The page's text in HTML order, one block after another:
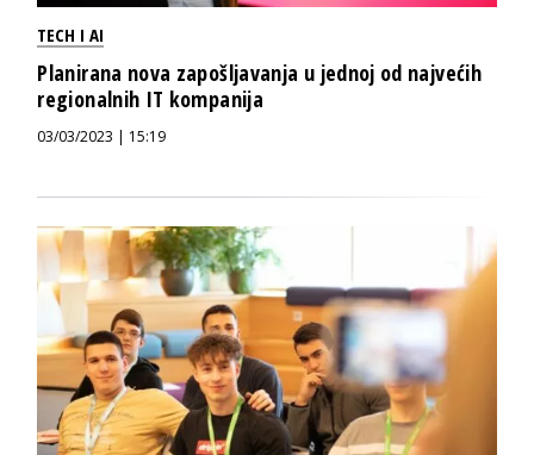
TECH I AI
Planirana nova zapošljavanja u jednoj od najvećih
regionalnih IT kompanija
03/03/2023 | 15:19